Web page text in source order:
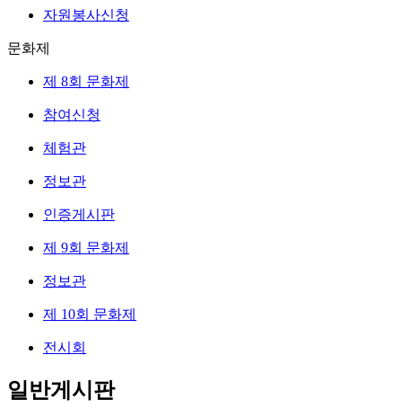
자원봉사신청
문화제
제 8회 문화제
참여신청
체험관
정보관
인증게시판
제 9회 문화제
정보관
제 10회 문화제
전시회
일반게시판